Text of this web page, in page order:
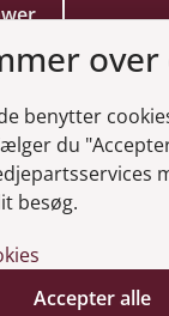
benytter
du
besøg.
Accepter alle